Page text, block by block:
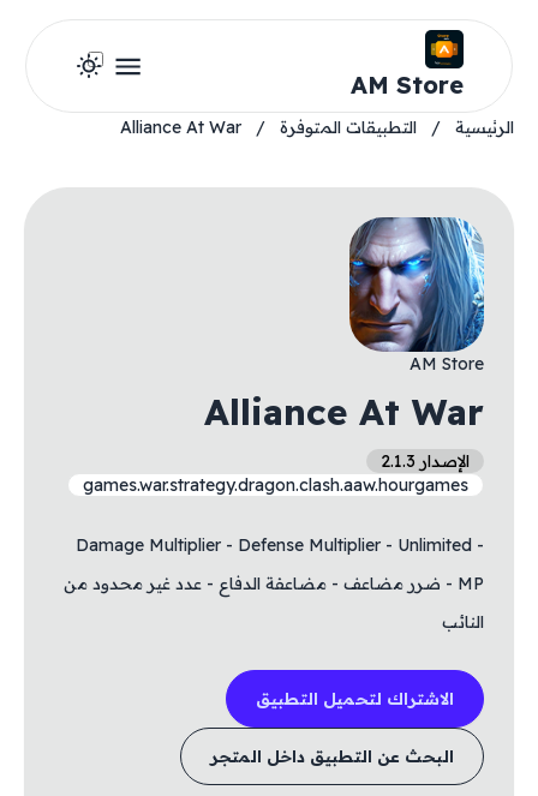
AM Store
الرئيسية / التطبيقات المتوفرة /
Alliance At War
AM Store
Alliance At War
الإصدار 2.1.3
games.war.strategy.dragon.clash.aaw.hourgames
- Damage Multiplier - Defense Multiplier - Unlimited
MP - ضرر مضاعف - مضاعفة الدفاع - عدد غير محدود من
النائب
الاشتراك لتحميل التطبيق
البحث عن التطبيق داخل المتجر